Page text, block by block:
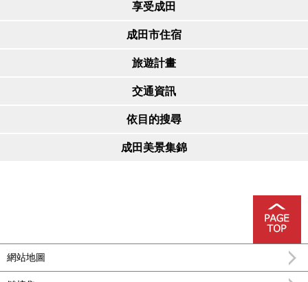
享受成田
成田市住宿
旅遊計畫
交通資訊
依目的搜尋
成田美景集錦
網站地圖